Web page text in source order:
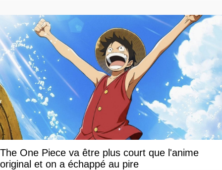
The One Piece va être plus court que l'anime
original et on a échappé au pire